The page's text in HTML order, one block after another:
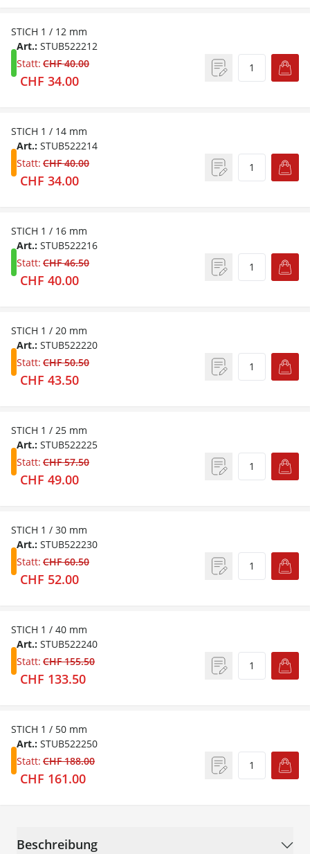
STICH 1 / 12 mm
Art.: STUB522212
Statt: CHF 40.00
CHF 34.00
STICH 1 / 14 mm
Art.: STUB522214
Statt: CHF 40.00
CHF 34.00
STICH 1 / 16 mm
Art.: STUB522216
Statt: CHF 46.50
CHF 40.00
STICH 1 / 20 mm
Art.: STUB522220
Statt: CHF 50.50
CHF 43.50
STICH 1 / 25 mm
Art.: STUB522225
Statt: CHF 57.50
CHF 49.00
STICH 1 / 30 mm
Art.: STUB522230
Statt: CHF 60.50
CHF 52.00
STICH 1 / 40 mm
Art.: STUB522240
Statt: CHF 155.50
CHF 133.50
STICH 1 / 50 mm
Art.: STUB522250
Statt: CHF 188.00
CHF 161.00
Beschreibung